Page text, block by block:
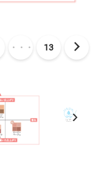
・・・ 13